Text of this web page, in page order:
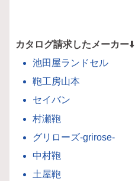
カタログ請求したメーカー⬇️
池田屋ランドセル
鞄工房山本
セイバン
村瀬鞄
グリローズ-grirose-
中村鞄
土屋鞄